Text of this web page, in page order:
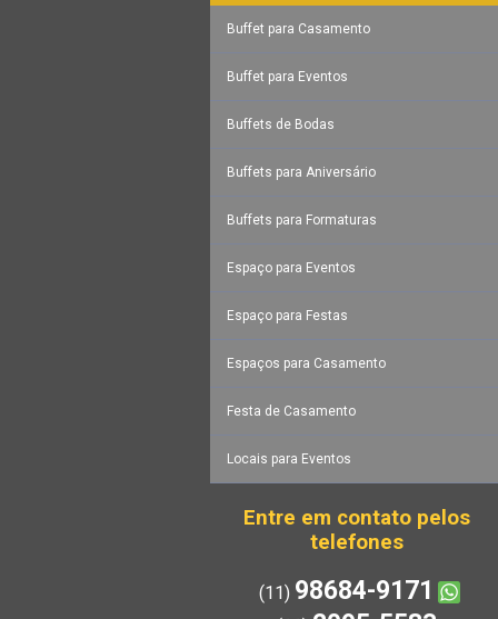
Buffet para Casamento
Buffet para Eventos
Buffets de Bodas
Buffets para Aniversário
Buffets para Formaturas
Espaço para Eventos
Espaço para Festas
Espaços para Casamento
Festa de Casamento
Locais para Eventos
Entre em contato pelos
telefones
(11) 98684-9171